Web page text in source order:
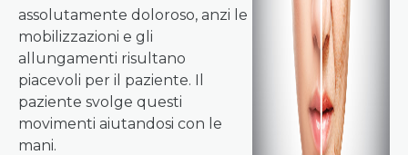
assolutamente doloroso, anzi le
mobilizzazioni e gli
allungamenti risultano
piacevoli per il paziente. Il
paziente svolge questi
movimenti aiutandosi con le
mani.